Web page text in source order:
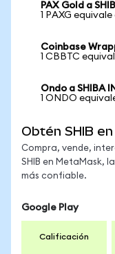
PAX Gold a
1 PAXG
Coinbase
1 CBBTC
Ondo a SHIBA
1 ONDO
Obtén SHIB
Compra, vende,
SHIB en MetaMask,
más confiable.
Google Play
Calificación